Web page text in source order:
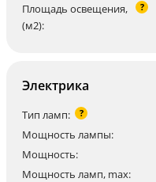
Площадь освещения,
(м2):
?
Электрика
Тип ламп: ?
Мощность лампы:
Мощность:
Мощность ламп, max: